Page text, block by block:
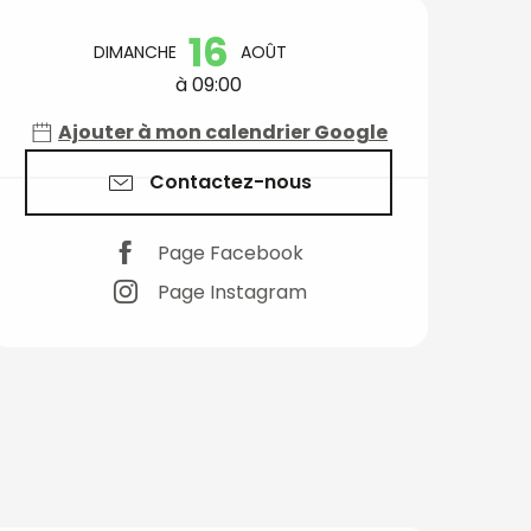
et
DIMANCHE 16 AOÛT
à 09:00
Ajouter à mon calendrier Google
Contactez-nous
Page Facebook
Page Instagram